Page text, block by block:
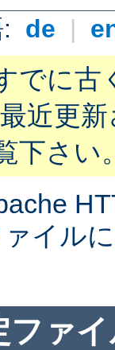
de |
でに古
近更
下さい
イル
ファ